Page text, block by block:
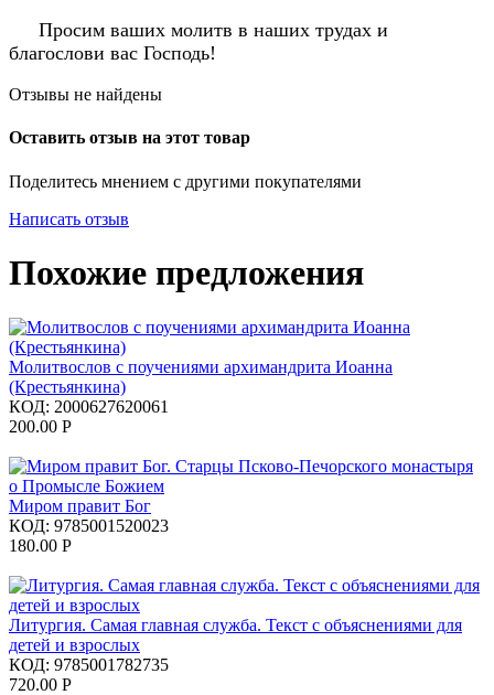
Просим ваших молитв в наших трудах и
благослови вас Господь!
Отзывы не найдены
Оставить отзыв на этот товар
Поделитесь мнением с другими покупателями
Написать отзыв
Похожие предложения
Молитвослов с поучениями архимандрита Иоанна
(Крестьянкина)
КОД: 2000627620061
200.00 Р
Миром правит Бог
КОД: 9785001520023
180.00 Р
Литургия. Самая главная служба. Текст с объяснениями для
детей и взрослых
КОД: 9785001782735
720.00 Р